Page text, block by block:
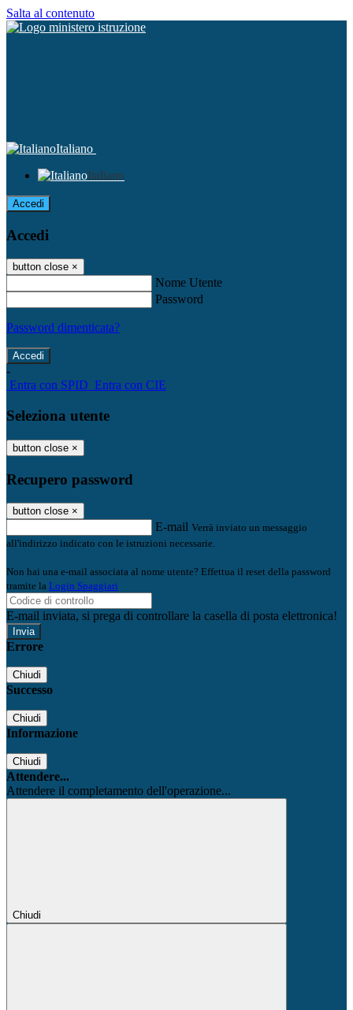
Salta al contenuto
Italiano
Italiano
Accedi
Accedi
button close ×
Nome Utente
Password
Password dimenticata?
-
Entra con SPID Entra con CIE
Seleziona utente
button close ×
Recupero password
button close ×
E-mail Verrà inviato un messaggio
all'indirizzo indicato con le istruzioni necessarie.
Non hai una e-mail associata al nome utente? Effettua il reset della password
tramite la Login Spaggiari
E-mail inviata, si prega di controllare la casella di posta elettronica!
Errore
Chiudi
Successo
Chiudi
Informazione
Chiudi
Attendere...
Attendere il completamento dell'operazione...
Chiudi